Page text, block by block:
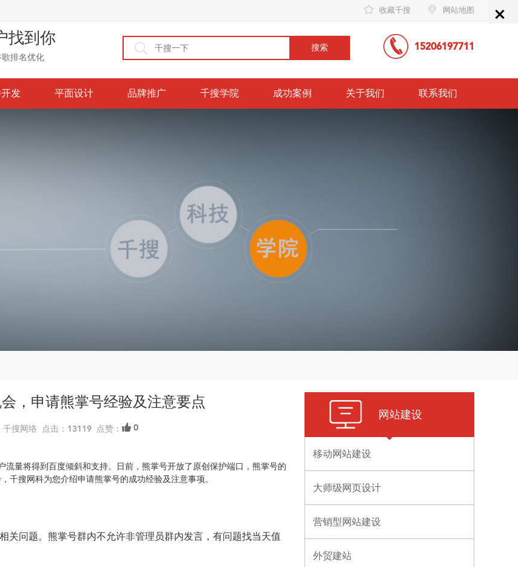
收藏千搜 网站地图
找到你
排名优化
15206197711
发 平面设计 品牌推广 千搜学院 成功案例 关于我们 联系我们
，申请熊掌号经验及注意要点
千搜网络 点击：13119 点赞： 0
量将得到百度倾斜和支持。日前，熊掌号开放了原创保护端口，熊掌号的
千搜网科为您介绍申请熊掌号的成功经验及注意事项。
关问题。熊掌号群内不允许非管理员群内发言，有问题找当天值
网站建设
移动网站建设
大师级网页设计
营销型网站建设
外贸建站
×